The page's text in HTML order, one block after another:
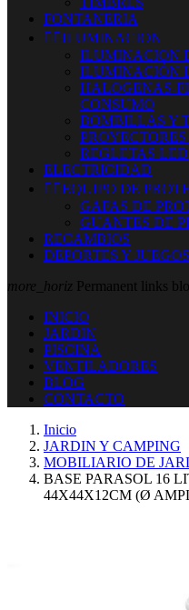
FONTANERIA
 ILUMINACION
ILUMINACION
ILUMINACIÓN
HALOGENAS-
CONSUMO
BOMBILLAS Y
REGLETAS LED
ELECTRICIDAD
 EQUIPO DE
GAFAS DE
GUANTES DE
RECAMBIOS
DEPORTES Y JUEGOS
more_horiz Permanent links
INICIO
JARDIN
PISCINA
VENTILADORES
BLOG
CONTACTO
Inicio
JARDIN Y CAMPING
MOBILIARIO DE
BASE PARASOL 16
44X44X12CM (Ø